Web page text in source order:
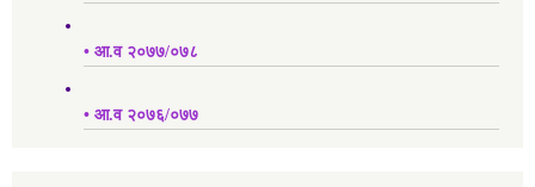
• आ.व २०७७/०७८
• आ.व २०७६/०७७